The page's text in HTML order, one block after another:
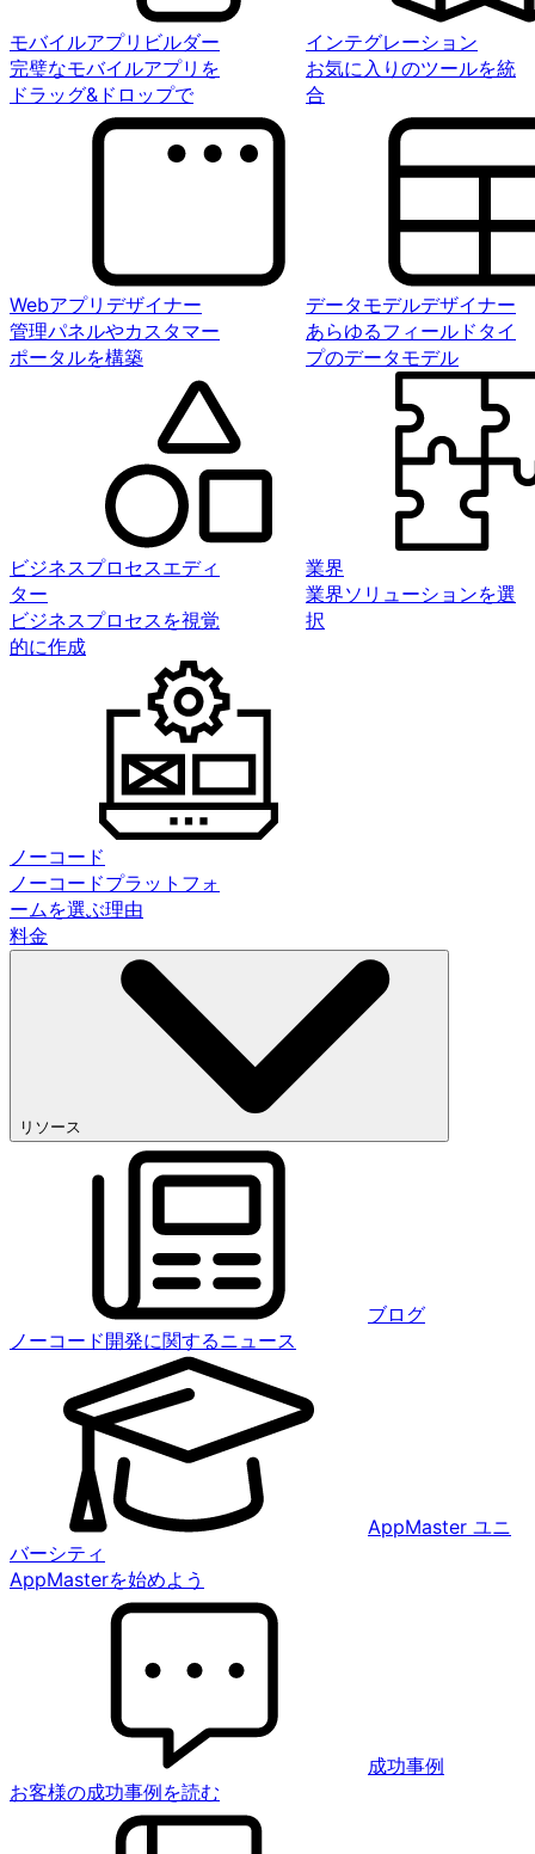
モバイルアプリビルダー
完璧なモバイルアプリを
ドラッグ&ドロップで
インテグレーション
お気に入りのツールを統
合
Webアプリデザイナー
管理パネルやカスタマー
ポータルを構築
データモデルデザイナー
あらゆるフィールドタイ
プのデータモデル
ビジネスプロセスエディ
ター
ビジネスプロセスを視覚
的に作成
業界
業界ソリューションを選
択
ノーコード
ノーコードプラットフォ
ームを選ぶ理由
料金
リソース
ブログ
ノーコード開発に関するニュース
AppMaster ユニ
バーシティ
AppMasterを始めよう
成功事例
お客様の成功事例を読む